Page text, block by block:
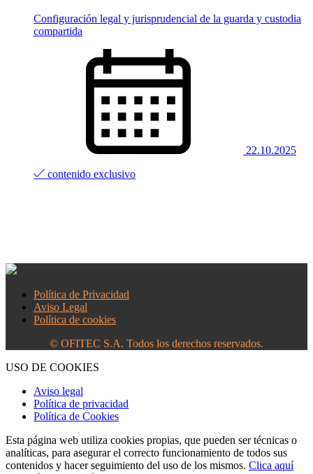
Configuración legal y jurisprudencial de la guarda y custodia
compartida
22.10.2025
contenido exclusivo
Política de Privacidad
Aviso Legal
Política de cookies
© OFITEC S.A. Todos los derechos reservados.
USO DE COOKIES
Aviso legal
Política de privacidad
Política de Cookies
Esta página web utiliza cookies propias, que pueden ser técnicas o
analíticas, para asegurar el correcto funcionamiento de todos sus
contenidos y hacer seguimiento del uso de los mismos. Clica aquí